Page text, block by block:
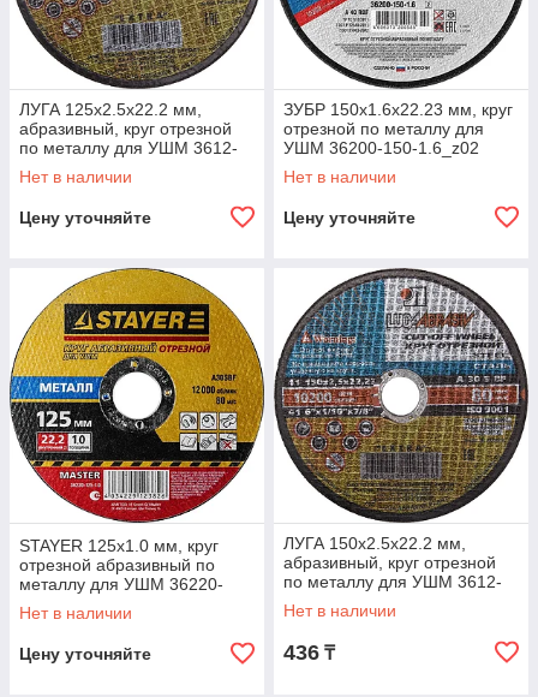
ЛУГА 125х2.5х22.2 мм,
абразивный, круг отрезной
по металлу для УШМ 3612-
125-2,5
Нет в наличии
Цену уточняйте
ЗУБР 150x1.6x22.23 мм, круг
отрезной по металлу для
УШМ 36200-150-1.6_z02
Профессионал
Нет в наличии
Цену уточняйте
STAYER 125х1.0 мм, круг
отрезной абразивный по
металлу для УШМ 36220-
125-1.0 Master
Нет в наличии
Цену уточняйте
ЛУГА 150х2.5х22.2 мм,
абразивный, круг отрезной
по металлу для УШМ 3612-
150-2,5
Нет в наличии
436 ₸